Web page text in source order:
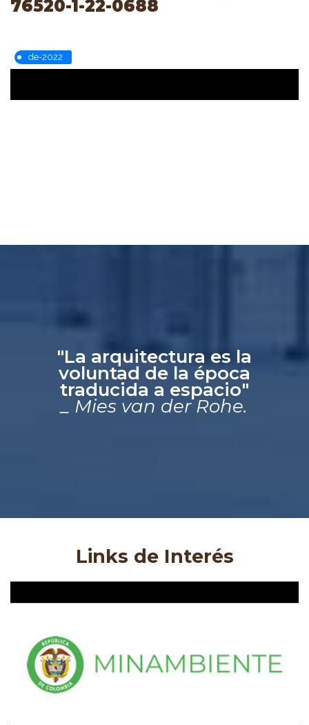
76520-1-22-0688
de-2022
"La arquitectura es la
voluntad de la época
traducida a espacio"
_ Mies van der Rohe.
Links de Interés